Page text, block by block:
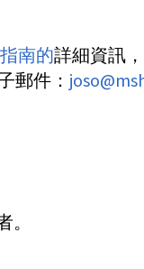
南的詳細資訊
郵件：